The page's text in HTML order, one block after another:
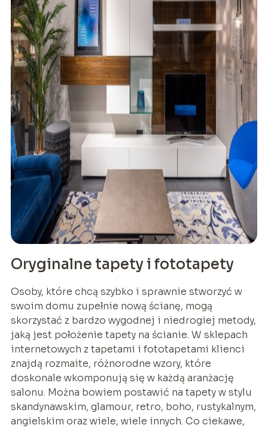
Oryginalne tapety i fototapety
Osoby, które chcą szybko i sprawnie stworzyć w
swoim domu zupełnie nową ścianę, mogą
skorzystać z bardzo wygodnej i niedrogiej metody,
jaką jest położenie tapety na ścianie. W sklepach
internetowych z tapetami i fototapetami klienci
znajdą rozmaite, różnorodne wzory, które
doskonale wkomponują się w każdą aranżację
salonu. Można bowiem postawić na tapety w stylu
skandynawskim, glamour, retro, boho, rustykalnym,
angielskim oraz wiele, wiele innych. Co ciekawe,